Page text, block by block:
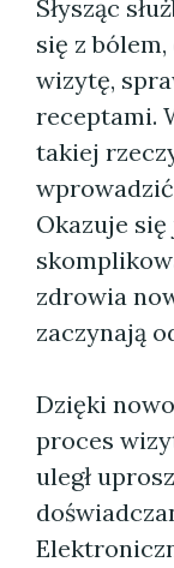
Słysząc
się z
wizytę,
receptami.
takiej
Okazuje
zdrowia
zaczynają
Dzięki
proces
uległ